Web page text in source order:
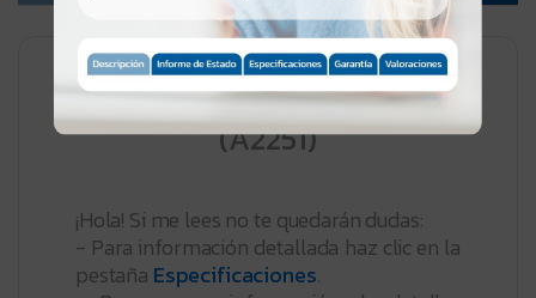
Apple Macbook Pro 2020
(A2251)
¡Hola! Si me lees no te quedarán dudas:
- Para información detallada haz clic en la
pestaña Especificaciones.